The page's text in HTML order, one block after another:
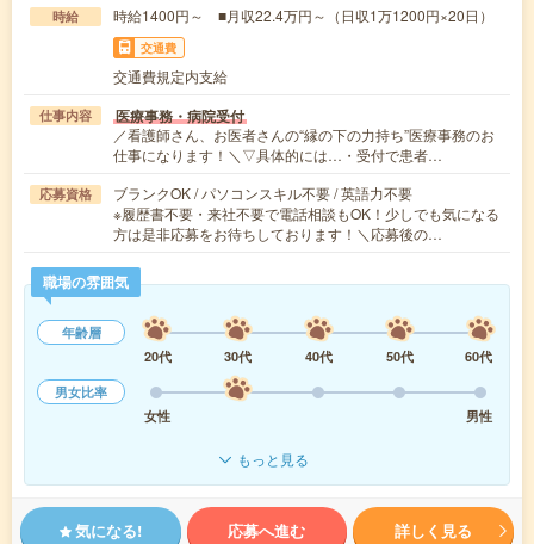
時給 時給1400円～ ■月収22.4万円～（日収1万1200円×20日）
交通費
交通費規定内支給
仕事内容 医療事務・病院受付
／看護師さん、お医者さんの“縁の下の力持ち”医療事務のお
仕事になります！＼▽具体的には…・受付で患者…
応募資格
ブランクOK / パソコンスキル不要 / 英語力不要
※履歴書不要・来社不要で電話相談もOK！少しでも気になる
方は是非応募をお待ちしております！＼応募後の…
職場の雰囲気
年齢層
20代
30代 40代 50代
60代
男女比率
女性
男性
もっと見る
気になる! 応募へ進む 詳しく見る